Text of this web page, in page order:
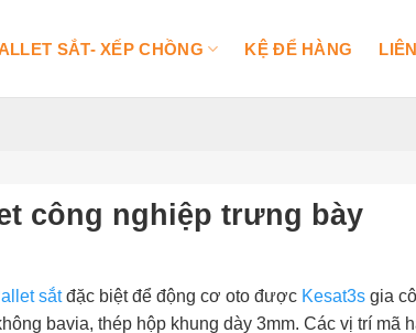
SẮT- XẾP CHỒNG KỆ ĐỂ HÀNG
công nghiệp trưng bày
sắtđặc biệt để động cơ oto được Kesat3s gia
bavia, thép hộp khung dày 3mm. Các vị trí mã